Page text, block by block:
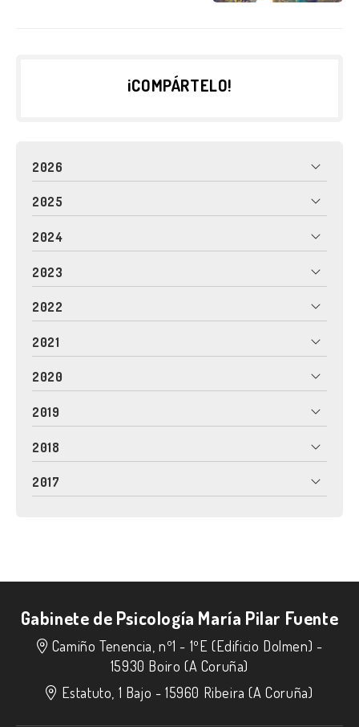
¡COMPÁRTELO!
2026
2025
2024
2023
2022
2021
2020
2019
2018
2017
Gabinete de Psicología María Pilar Fuente
Camiño Tenencia, nº1 - 1ºE (Edificio Dolmen) -
15930 Boiro (A Coruña)
Estatuto, 1 Bajo -15960 Ribeira (A Coruña)